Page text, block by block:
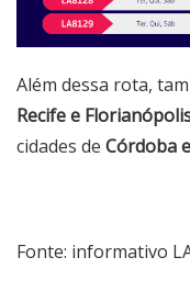
Além dessa rota,
Recife e
cidades de Córdoba
Fonte: informativo